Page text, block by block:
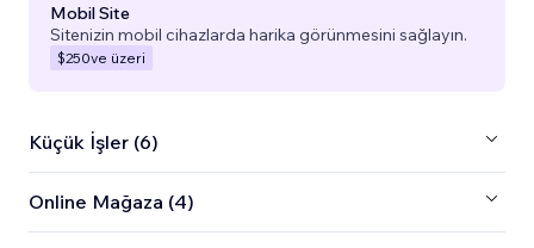
Mobil Site
Sitenizin mobil cihazlarda harika görünmesini sağlayın.
$250ve üzeri
Küçük İşler (6)
Online Mağaza (4)